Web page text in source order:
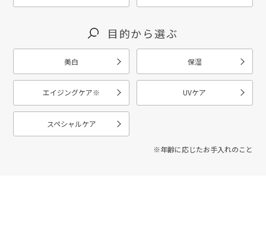
目的から選ぶ
美白 保湿
エイジングケア※ UVケア
スペシャルケア
※年齢に応じたお手入れのこと